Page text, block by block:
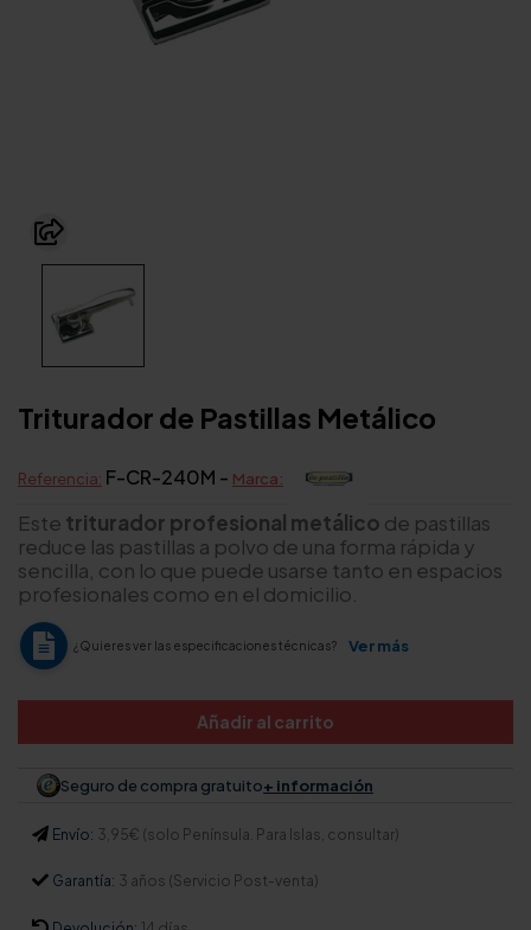
Triturador de Pastillas Metálico
Referencia: F-CR-240M - Marca:
Este triturador profesional metálico de pastillas
reduce las pastillas a polvo de una forma rápida y
sencilla, con lo que puede usarse tanto en espacios
profesionales como en el domicilio.
¿Quieres ver las especificaciones técnicas? Ver más
Añadir al carrito
Seguro de compra gratuito+ información
Envío: 3,95€ (solo Península. Para Islas, consultar)
Garantía: 3 años (Servicio Post-venta)